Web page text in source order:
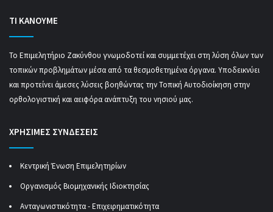
ΤΙ ΚΑΝΟΥΜΕ
Το Επιμελητήριο Ζακύνθου γνωμοδοτεί και συμμετέχει στη λύση όλων των
τοπικών προβλημάτων μέσα από τα θεσμοθετημένα όργανα. Υποδεικνύει
και προτείνει άμεσες λύσεις βοηθώντας την Τοπική Αυτοδιοίκηση στην
ορθολογιστική και αειφόρα ανάπτυξη του νησιού μας.
ΧΡΗΣΙΜΕΣ ΣΥΝΔΕΣΕΙΣ
Κεντρική Ένωση Επιμελητηρίων
Οργανισμός Βιομηχανικής Ιδιοκτησίας
Ανταγωνιστικότητα - Επιχειρηματικότητα